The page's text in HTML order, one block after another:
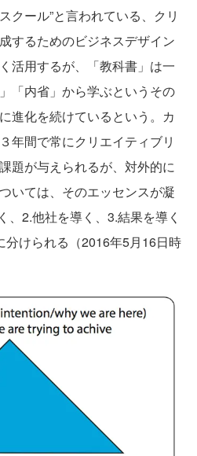
クール”と言われている、クリ
するためのビジネスデザイン
活用するが、「教科書」は一
「内省」から学ぶというその
進化を続けているという。カ
年間で常にクリエイティブリ
題が与えられるが、対外的に
いては、そのエッセンスが凝
、2.他社を導く、3.結果を導く
分けられる（2016年5月16日時